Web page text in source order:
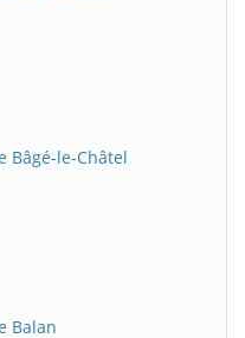
Bâgé-le-Châtel
Balan